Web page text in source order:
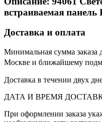
встраиваемая панель
Доставка и оплата
Минимальная сумма заказа
Москве и ближайшему
Доставка в течении двух
ДАТА И ВРЕМЯ
При оформлении заказа